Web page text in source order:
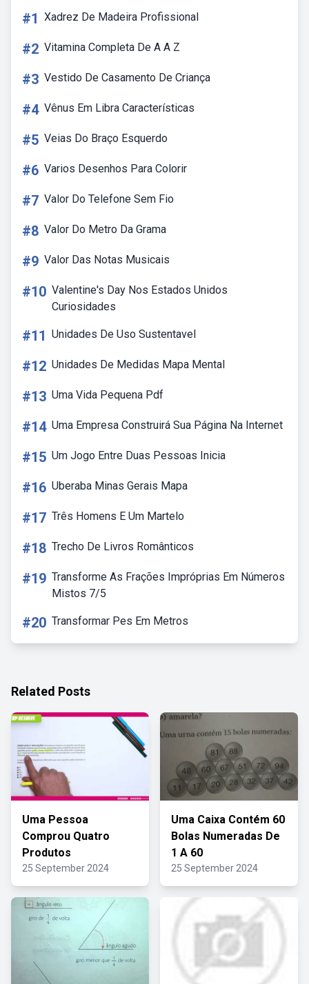
#1 Xadrez De Madeira Profissional
#2 Vitamina Completa De A A Z
#3 Vestido De Casamento De Criança
#4 Vênus Em Libra Características
#5 Veias Do Braço Esquerdo
#6 Varios Desenhos Para Colorir
#7 Valor Do Telefone Sem Fio
#8 Valor Do Metro Da Grama
#9 Valor Das Notas Musicais
#10 Valentine's Day Nos Estados Unidos
Curiosidades
#11 Unidades De Uso Sustentavel
#12 Unidades De Medidas Mapa Mental
#13 Uma Vida Pequena Pdf
#14 Uma Empresa Construirá Sua Página Na Internet
#15 Um Jogo Entre Duas Pessoas Inicia
#16 Uberaba Minas Gerais Mapa
#17 Três Homens E Um Martelo
#18 Trecho De Livros Românticos
#19 Transforme As Frações Impróprias Em Números
Mistos 7/5
#20 Transformar Pes Em Metros
Related Posts
Uma Pessoa
Comprou Quatro
Produtos
25 September 2024
Uma Caixa Contém 60
Bolas Numeradas De
1 A 60
25 September 2024